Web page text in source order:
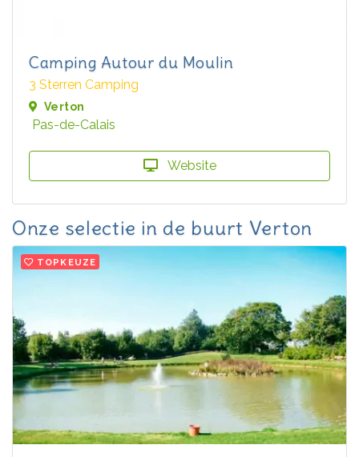
Camping Autour du Moulin
3 Sterren Camping
Verton
Pas-de-Calais
Website
Onze selectie in de buurt Verton
TOPKEUZE